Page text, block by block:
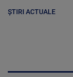
ȘTIRI ACTUALE